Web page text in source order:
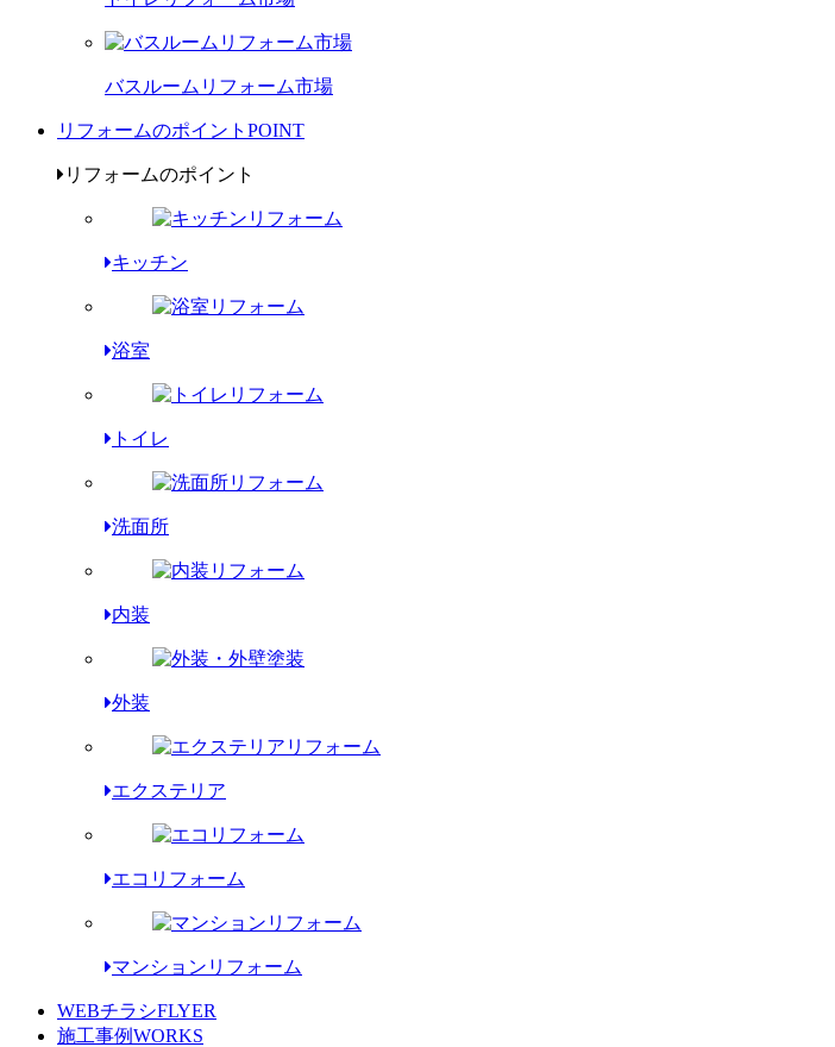
バスルームリフォーム市場
リフォームのポイント POINT
リフォームのポイント
キッチン
浴室
トイレ
洗面所
内装
外装
エクステリア
エコリフォーム
マンションリフォーム
WEBチラシFLYER
施工事例WORKS